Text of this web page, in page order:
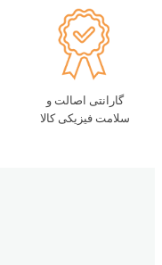
گارانتی اصالت و
سلامت فیزیکی کالا